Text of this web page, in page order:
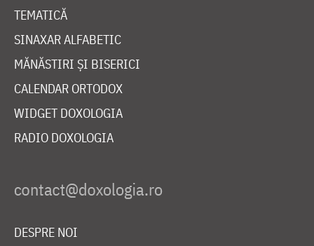
TEMATICĂ
SINAXAR ALFABETIC
MĂNĂSTIRI ȘI BISERICI
CALENDAR ORTODOX
WIDGET DOXOLOGIA
RADIO DOXOLOGIA
DESPRE NOI